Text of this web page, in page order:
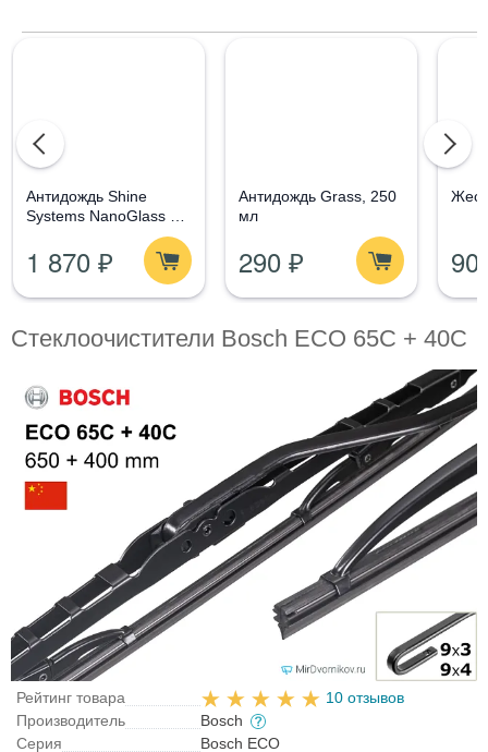
Aнтидождь Shine
Systems NanoGlass Kit
- Набор по уходу за
стеклом
1 870 ₽
Антидождь Grass, 250
мл
290 ₽ 90
Стеклоочистители Bosch ECO 65C + 40C
Рейтинг товара
10 отзывов
Производитель
Bosch
Серия
Bosch ECO